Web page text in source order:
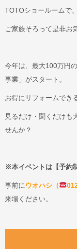
TOTOショールームで
ご家族そろって是非お
今年は、最大100万円
事業」がスタート。
お得にリフォームでき
見るだけ・聞くだけも
せんか？
※本イベントは【予約
事前にウオハシ（
来場ください。